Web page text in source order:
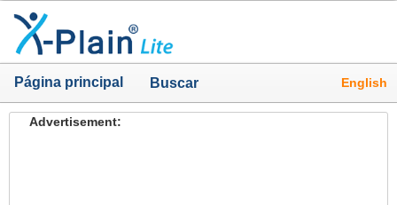
Página principal Buscar English
Advertisement: